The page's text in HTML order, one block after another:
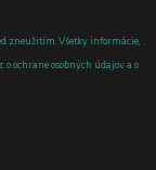
zneužitím. Všetky informácie,
o ochrane osobných údajov a o